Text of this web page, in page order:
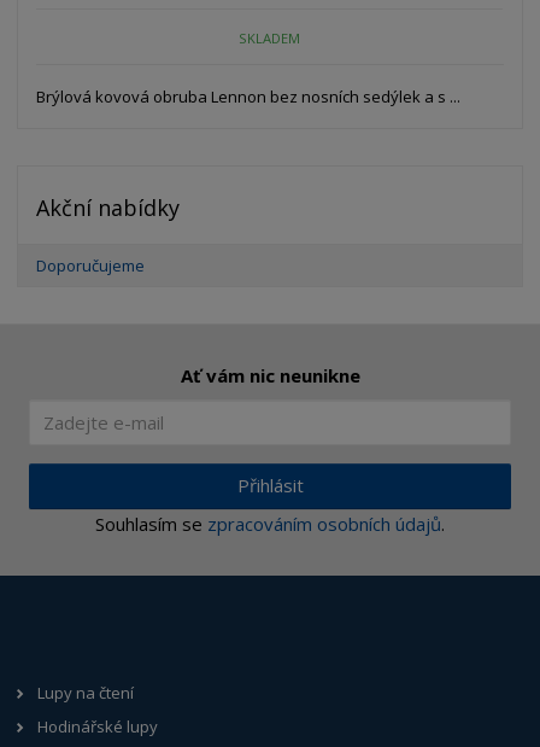
SKLADEM
Brýlová kovová obruba Lennon bez nosních sedýlek a s ...
Akční nabídky
Doporučujeme
Ať vám nic neunikne
Přihlásit
Souhlasím se zpracováním osobních údajů.
Lupy na čtení
Hodinářské lupy